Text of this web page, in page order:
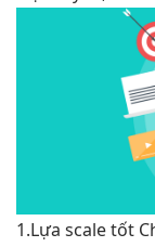
1.Lựa scale tốt